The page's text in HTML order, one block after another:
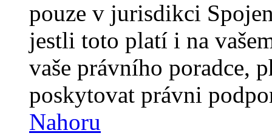
pouze v jurisdikci
jestli toto platí i na
vaše právního poradce,
poskytovat právni
Nahoru